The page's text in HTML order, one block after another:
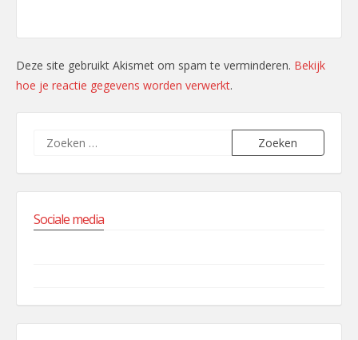
Deze site gebruikt Akismet om spam te verminderen. Bekijk
hoe je reactie gegevens worden verwerkt.
Zoeken
naar:
Sociale media